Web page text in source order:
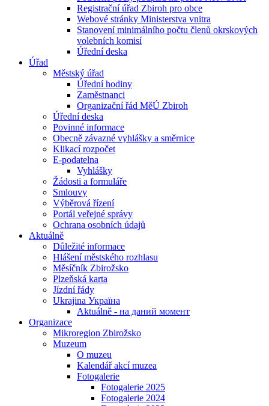
Registrační úřad Zbiroh pro obce
Webové stránky Ministerstva vnitra
Stanovení minimálního počtu členů okrskových
volebních komisí
Úřední deska
Úřad
Městský úřad
Úřední hodiny
Zaměstnanci
Organizační řád MěÚ Zbiroh
Úřední deska
Povinné informace
Obecně závazné vyhlášky a směrnice
Klikací rozpočet
E-podatelna
Vyhlášky
Žádosti a formuláře
Smlouvy
Výběrová řízení
Portál veřejné správy
Ochrana osobních údajů
Aktuálně
Důležité informace
Hlášení městského rozhlasu
Měsíčník Zbirožsko
Plzeňská karta
Jízdní řády
Ukrajina Україна
Aktuálně - на даний момент
Organizace
Mikroregion Zbirožsko
Muzeum
O muzeu
Kalendář akcí muzea
Fotogalerie
Fotogalerie 2025
Fotogalerie 2024